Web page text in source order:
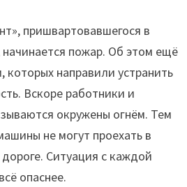
пришвартовавшегося в
пожар. Об этом ещё
которых направили устранить
Вскоре работники и
окружены огнём. Тем
не могут проехать в
Ситуация с каждой
опаснее.